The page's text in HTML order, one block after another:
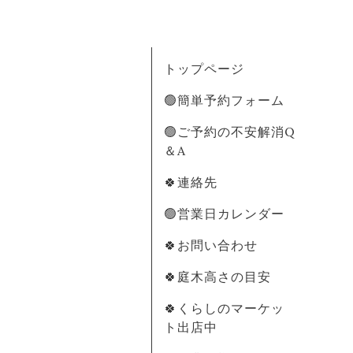
トップページ
🟢簡単予約フォーム
🟢ご予約の不安解消Q
＆A
🍀連絡先
🟢営業日カレンダー
🍀お問い合わせ
🍀庭木高さの目安
🍀くらしのマーケッ
ト出店中